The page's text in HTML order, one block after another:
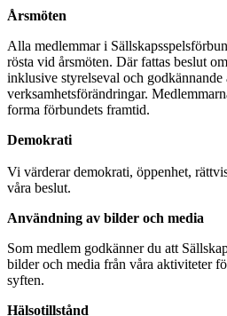
Årsmöten
Alla medlemmar i
rösta vid årsmöten. Där fattas beslut
inklusive styrelseval och godkännande
verksamhetsförändringar.
forma förbundets framtid.
Demokrati
Vi värderar demokrati, öppenhet,
våra beslut.
Användning av bilder och media
Som medlem godkänner du att
bilder och media från våra aktiviteter
syften.
Hälsotillstånd